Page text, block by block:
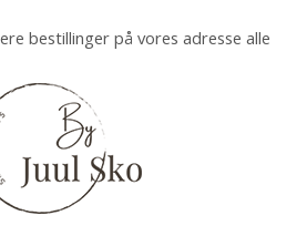
bestillinger på vores adresse alle